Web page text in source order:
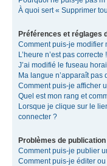
À quoi sert « Supprimer
Préférences et réglages
Comment puis-je modifier
L’heure n’est pas correcte !
J’ai modifié le fuseau
Ma langue n’apparaît pas
Comment puis-je afficher
Quel est mon rang et
Lorsque je clique sur le
connecter ?
Problèmes de publication
Comment puis-je publier
Comment puis-je éditer